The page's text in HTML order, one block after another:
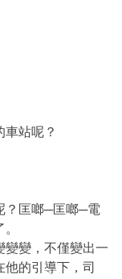
站呢？
匡啷─匡啷─電
變，不僅變出一
的引導下，司